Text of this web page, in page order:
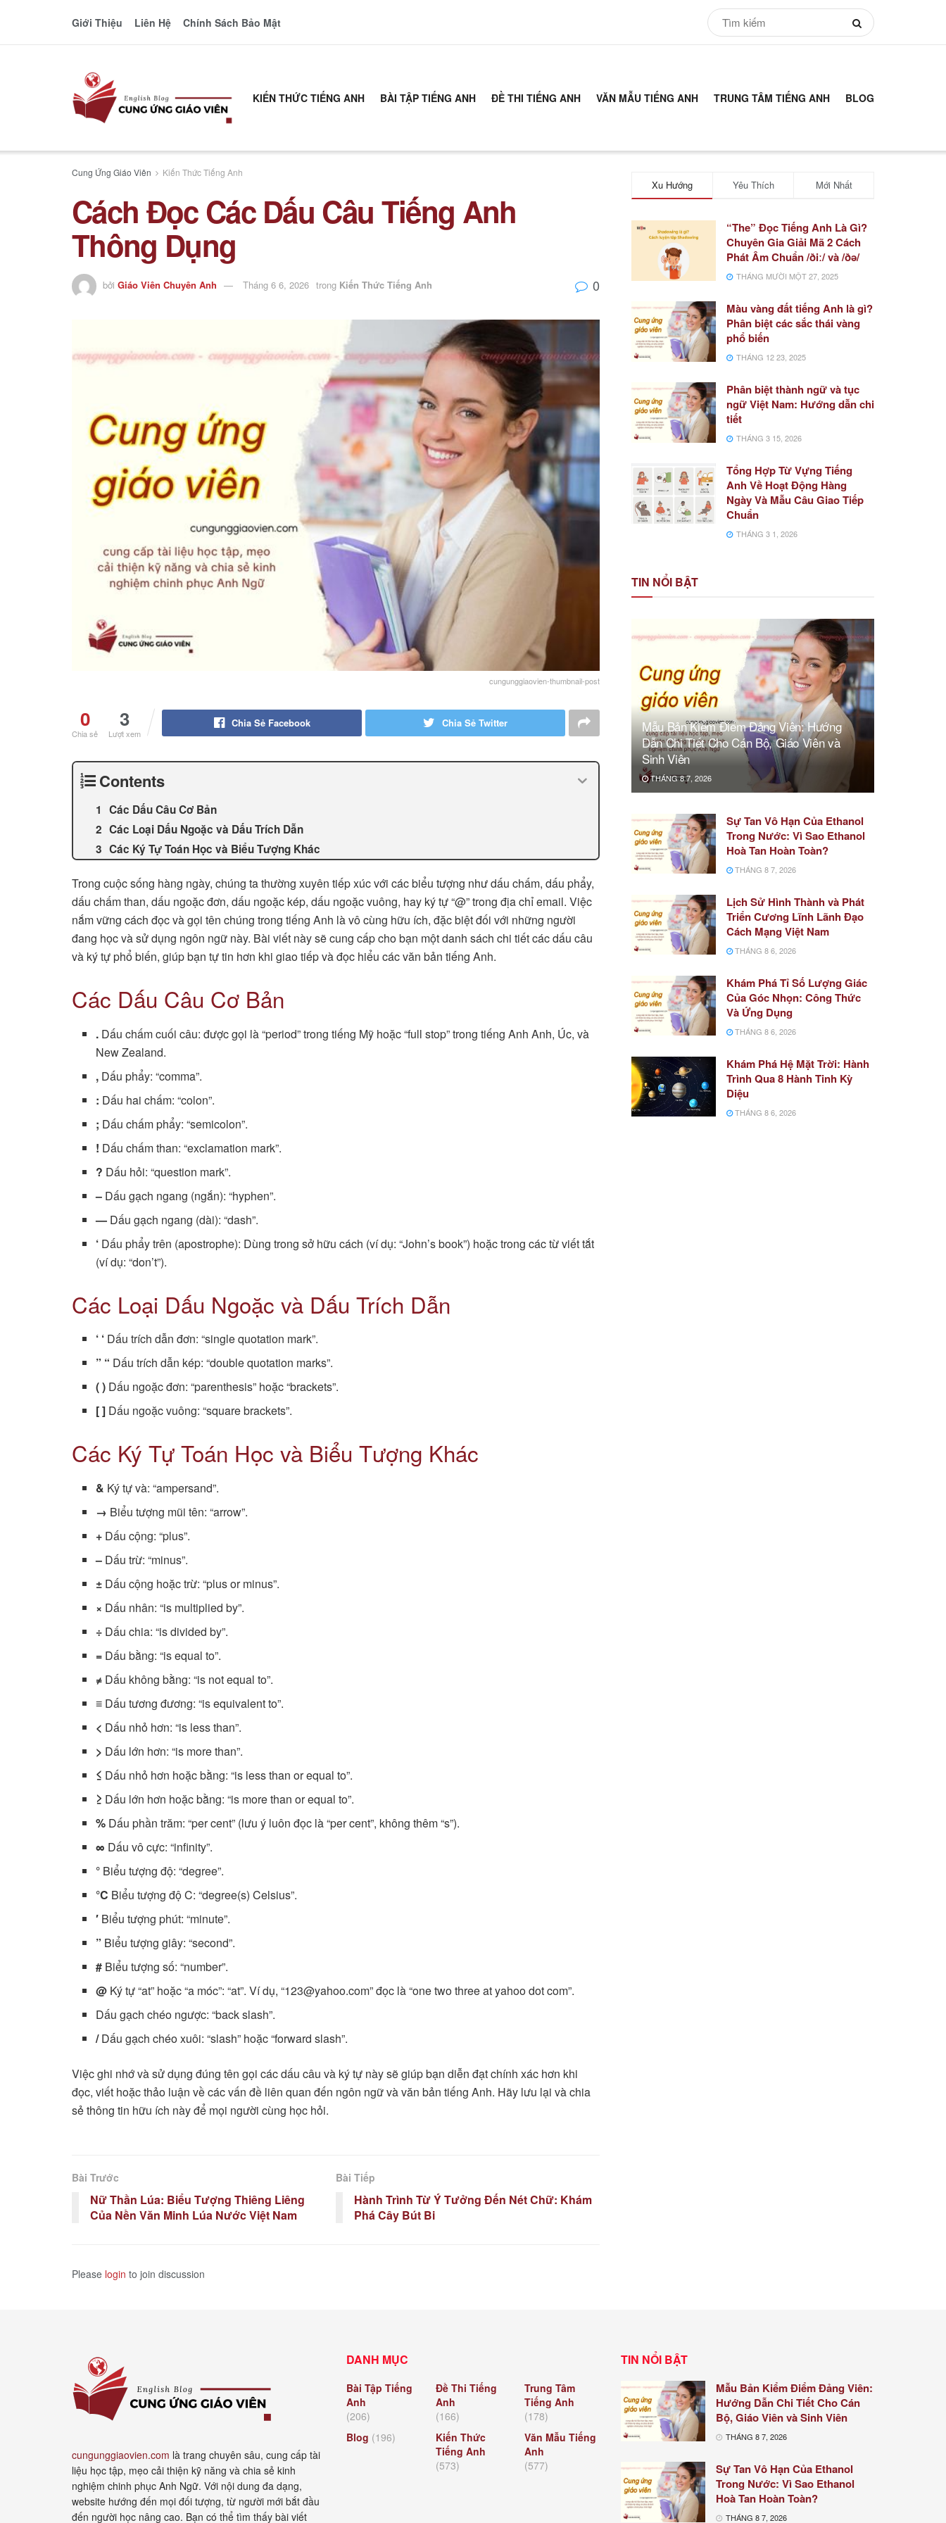
Giới Thiệu Liên Hệ Chính Sách Bảo Mật
KIẾN THỨC TIẾNG ANH BÀI TẬP TIẾNG ANH ĐỀ THI TIẾNG ANH VĂN MẪU TIẾNG ANH TRUNG TÂM TIẾNG ANH BLOG
Cung Ứng Giáo Viên Kiến Thức Tiếng Anh
Cách Đọc Các Dấu Câu Tiếng Anh
Thông Dụng
bởi Giáo Viên Chuyên Anh Tháng 6 6, 2026 trong Kiến Thức Tiếng Anh 0
cungunggiaovien-thumbnail-post
0
Chia sẻ
3
Lượt xem
Chia Sẻ Facebook Chia Sẻ Twitter
Contents
Các Dấu Câu Cơ Bản
Các Loại Dấu Ngoặc và Dấu Trích Dẫn
Các Ký Tự Toán Học và Biểu Tượng Khác
Trong cuộc sống hàng ngày, chúng ta thường xuyên tiếp xúc với các biểu tượng như dấu chấm, dấu phẩy,
dấu chấm than, dấu ngoặc đơn, dấu ngoặc kép, dấu ngoặc vuông, hay ký tự “@” trong địa chỉ email. Việc
nắm vững cách đọc và gọi tên chúng trong tiếng Anh là vô cùng hữu ích, đặc biệt đối với những người
đang học và sử dụng ngôn ngữ này. Bài viết này sẽ cung cấp cho bạn một danh sách chi tiết các dấu câu
và ký tự phổ biến, giúp bạn tự tin hơn khi giao tiếp và đọc hiểu các văn bản tiếng Anh.
Các Dấu Câu Cơ Bản
. Dấu chấm cuối câu: được gọi là “period” trong tiếng Mỹ hoặc “full stop” trong tiếng Anh Anh, Úc, và
New Zealand.
, Dấu phẩy: “comma”.
: Dấu hai chấm: “colon”.
; Dấu chấm phẩy: “semicolon”.
! Dấu chấm than: “exclamation mark”.
? Dấu hỏi: “question mark”.
– Dấu gạch ngang (ngắn): “hyphen”.
— Dấu gạch ngang (dài): “dash”.
‘ Dấu phẩy trên (apostrophe): Dùng trong sở hữu cách (ví dụ: “John’s book”) hoặc trong các từ viết tắt
(ví dụ: “don’t”).
Các Loại Dấu Ngoặc và Dấu Trích Dẫn
‘ ‘ Dấu trích dẫn đơn: “single quotation mark”.
” “ Dấu trích dẫn kép: “double quotation marks”.
( ) Dấu ngoặc đơn: “parenthesis” hoặc “brackets”.
[ ] Dấu ngoặc vuông: “square brackets”.
Các Ký Tự Toán Học và Biểu Tượng Khác
& Ký tự và: “ampersand”.
→ Biểu tượng mũi tên: “arrow”.
+ Dấu cộng: “plus”.
– Dấu trừ: “minus”.
± Dấu cộng hoặc trừ: “plus or minus”.
× Dấu nhân: “is multiplied by”.
÷ Dấu chia: “is divided by”.
= Dấu bằng: “is equal to”.
≠ Dấu không bằng: “is not equal to”.
≡ Dấu tương đương: “is equivalent to”.
< Dấu nhỏ hơn: “is less than”.
> Dấu lớn hơn: “is more than”.
≤ Dấu nhỏ hơn hoặc bằng: “is less than or equal to”.
≥ Dấu lớn hơn hoặc bằng: “is more than or equal to”.
% Dấu phần trăm: “per cent” (lưu ý luôn đọc là “per cent”, không thêm “s”).
∞ Dấu vô cực: “infinity”.
° Biểu tượng độ: “degree”.
°C Biểu tượng độ C: “degree(s) Celsius”.
′ Biểu tượng phút: “minute”.
” Biểu tượng giây: “second”.
# Biểu tượng số: “number”.
@ Ký tự “at” hoặc “a móc”: “at”. Ví dụ, “123@yahoo.com” đọc là “one two three at yahoo dot com”.
Dấu gạch chéo ngược: “back slash”.
/Dấu gạch chéo xuôi: “slash” hoặc “forward slash”.
Việc ghi nhớ và sử dụng đúng tên gọi các dấu câu và ký tự này sẽ giúp bạn diễn đạt chính xác hơn khi
đọc, viết hoặc thảo luận về các vấn đề liên quan đến ngôn ngữ và văn bản tiếng Anh. Hãy lưu lại và chia
sẻ thông tin hữu ích này để mọi người cùng học hỏi.
Bài Trước
Nữ Thần Lúa: Biểu Tượng Thiêng Liêng
Của Nền Văn Minh Lúa Nước Việt Nam
Bài Tiếp
Hành Trình Từ Ý Tưởng Đến Nét Chữ: Khám
Phá Cây Bút Bi
Please login to join discussion
Xu Hướng Yêu Thích Mới Nhất
“The” Đọc Tiếng Anh Là Gì?
Chuyên Gia Giải Mã 2 Cách
Phát Âm Chuẩn /ðiː/ và /ðə/
THÁNG MƯỜI MỘT 27, 2025
Màu vàng đất tiếng Anh là gì?
Phân biệt các sắc thái vàng
phổ biến
THÁNG 12 23, 2025
Phân biệt thành ngữ và tục
ngữ Việt Nam: Hướng dẫn chi
tiết
THÁNG 3 15, 2026
Tổng Hợp Từ Vựng Tiếng
Anh Về Hoạt Động Hàng
Ngày Và Mẫu Câu Giao Tiếp
Chuẩn
THÁNG 3 1, 2026
TIN NỔI BẬT
Mẫu Bản Kiểm Điểm Đảng Viên: Hướng
Dẫn Chi Tiết Cho Cán Bộ, Giáo Viên và
Sinh Viên
THÁNG 8 7, 2026
Sự Tan Vô Hạn Của Ethanol
Trong Nước: Vì Sao Ethanol
Hoà Tan Hoàn Toàn?
THÁNG 8 7, 2026
Lịch Sử Hình Thành và Phát
Triển Cương Lĩnh Lãnh Đạo
Cách Mạng Việt Nam
THÁNG 8 6, 2026
Khám Phá Tỉ Số Lượng Giác
Của Góc Nhọn: Công Thức
Và Ứng Dụng
THÁNG 8 6, 2026
Khám Phá Hệ Mặt Trời: Hành
Trình Qua 8 Hành Tinh Kỳ
Diệu
THÁNG 8 6, 2026
cungunggiaovien.com là trang chuyên sâu, cung cấp tài
liệu học tập, mẹo cải thiện kỹ năng và chia sẻ kinh
nghiệm chinh phục Anh Ngữ. Với nội dung đa dạng,
website hướng đến mọi đối tượng, từ người mới bắt đầu
đến người học nâng cao. Bạn có thể tìm thấy bài viết
DANH MỤC
Bài Tập Tiếng
Anh
(206)
Blog (196)
Đề Thi Tiếng
Anh
(166)
Kiến Thức
Tiếng Anh
(573)
Trung Tâm
Tiếng Anh
(178)
Văn Mẫu Tiếng
Anh
(577)
TIN NỔI BẬT
Mẫu Bản Kiểm Điểm Đảng Viên:
Hướng Dẫn Chi Tiết Cho Cán
Bộ, Giáo Viên và Sinh Viên
THÁNG 8 7, 2026
Sự Tan Vô Hạn Của Ethanol
Trong Nước: Vì Sao Ethanol
Hoà Tan Hoàn Toàn?
THÁNG 8 7, 2026